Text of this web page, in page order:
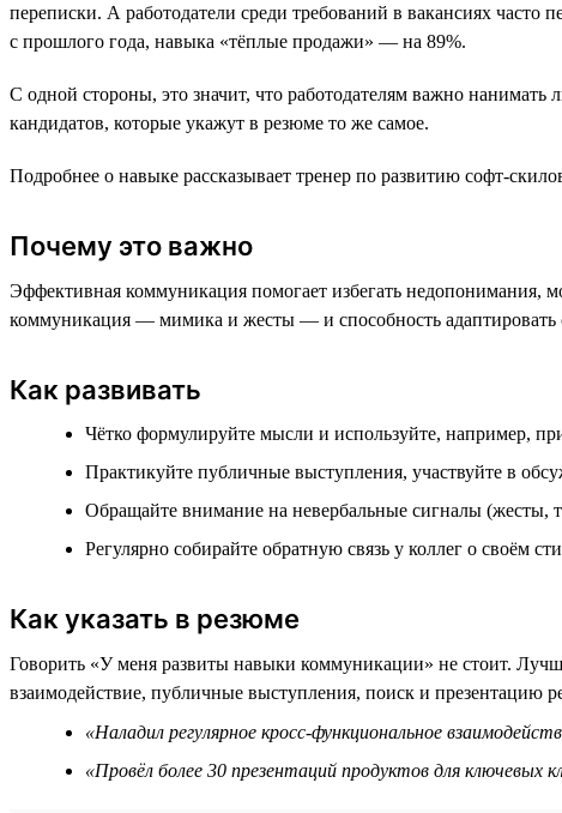
переписки. А работодатели среди требований в вакансиях
с прошлого года, навыка «тёплые продажи» — на 89%.
С одной стороны, это значит, что работодателям важно
кандидатов, которые укажут в резюме то же самое.
Подробнее о навыке рассказывает тренер по развитию софт-
Почему это важно
Эффективная коммуникация помогает избегать недопонимания,
коммуникация — мимика и жесты — и способность адаптировать
Как развивать
Чётко формулируйте мысли и используйте, например,
Практикуйте публичные выступления, участвуйте в
Обращайте внимание на невербальные сигналы (жесты,
Регулярно собирайте обратную связь у коллег о своём
Как указать в резюме
Говорить «У меня развиты навыки коммуникации» не стоит.
взаимодействие, публичные выступления, поиск и презентацию
«Наладил регулярное кросс-функциональное
«Провёл более 30 презентаций продуктов для